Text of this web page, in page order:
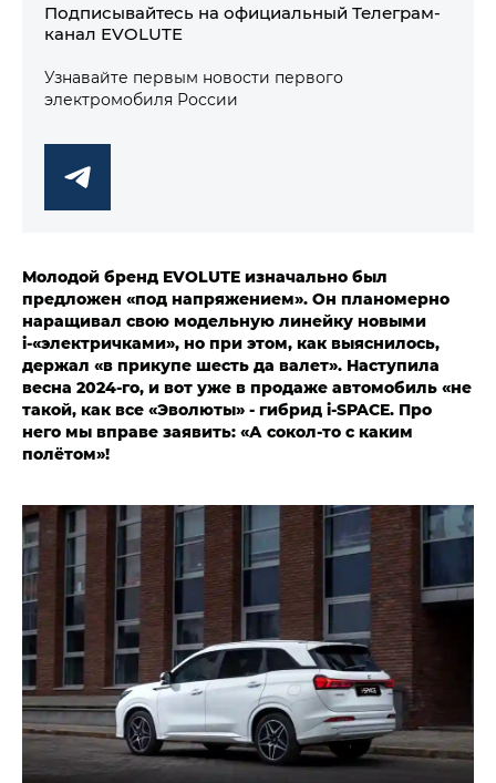
Подписывайтесь на официальный Телеграм-
канал EVOLUTE
Узнавайте первым новости первого
электромобиля России
Молодой бренд EVOLUTE изначально был
предложен «под напряжением». Он планомерно
наращивал свою модельную линейку новыми
i-«электричками», но при этом, как выяснилось,
держал «в прикупе шесть да валет». Наступила
весна 2024-го, и вот уже в продаже автомобиль «не
такой, как все «Эволюты» - гибрид i‑SPACE. Про
него мы вправе заявить: «А сокол-то с каким
полётом»!